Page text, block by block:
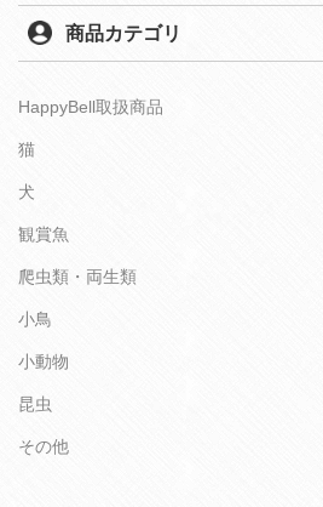
商品カテゴリ
HappyBell取扱商品
猫
犬
観賞魚
爬虫類・両生類
小鳥
小動物
昆虫
その他